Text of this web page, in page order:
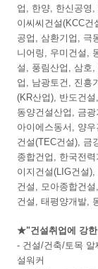
업, 한양, 한신공영
이씨씨건설(KCC
공업, 삼환기업, 극
니어링, 우미건설,
설, 풍림산업, 삼호
업, 남광토건, 진흥
(KR산업), 반도건
동양건설산업, 금
아이에스동서, 양
건설(TEC건설), 금
종합건업, 한국전
이지건설(LIG건설
건설, 모아종합건
건설, 태평양개발,
★"건설취업에 강
- 건설/건축/토목
설워커